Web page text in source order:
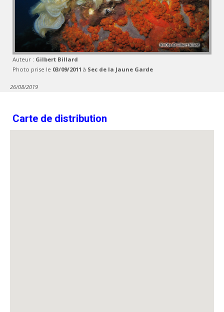
Auteur : Gilbert Billard
Photo prise le 03/09/2011 à Sec de la Jaune Garde
26/08/2019
Carte de distribution